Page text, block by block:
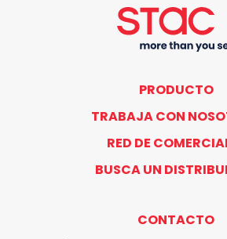
PRODUCTO
TRABAJA CON
RED DE
BUSCA UN
CONTACTO